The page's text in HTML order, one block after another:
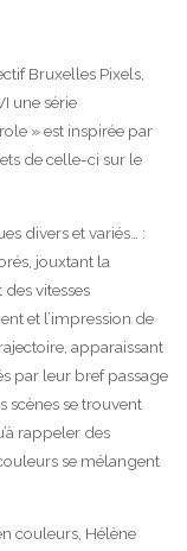
Bruxelles Pixels,
une série
» est inspirée par
de celle-ci sur le
divers et variés… :
jouxtant la
vitesses
et l’impression de
apparaissant
par leur bref passage
scènes se trouvent
rappeler des
se mélangent
couleurs, Hélène